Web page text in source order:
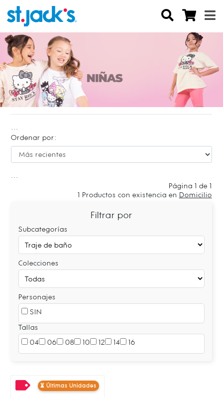
Ordenar por:
Página 1 de 1
1 Productos con existencia en Domicilio
Filtrar por
Subcategorías
Colecciones
Personajes
SIN
Tallas
04
06 08 10 12 14 16
⏳ Últimas Unidades